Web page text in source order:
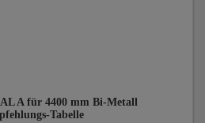
A für 4400 mm Bi-Metall
Tabelle